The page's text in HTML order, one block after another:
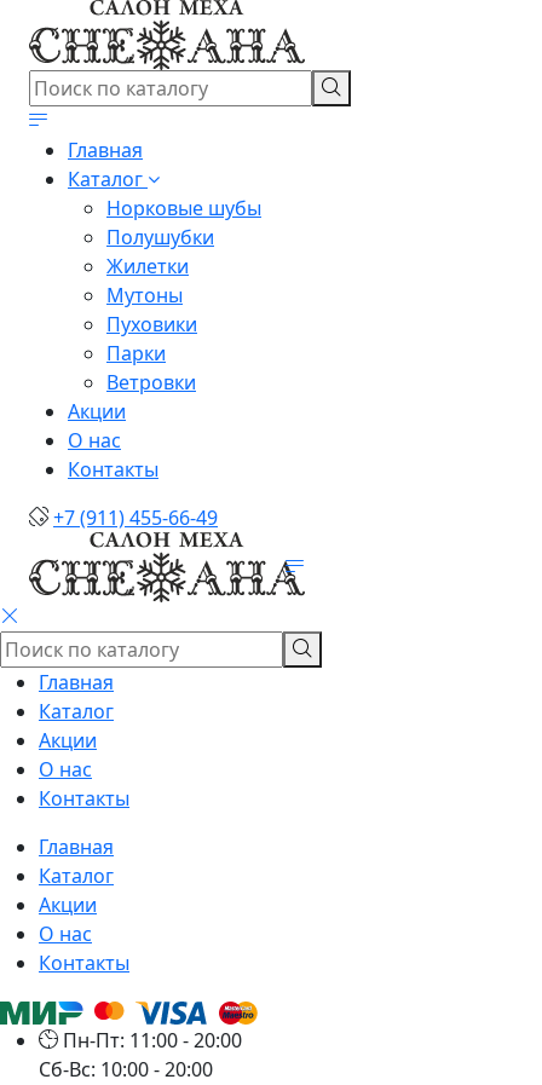
Главная
Каталог
Норковые шубы
Полушубки
Жилетки
Мутоны
Пуховики
Парки
Ветровки
Акции
О нас
Контакты
+7 (911) 455-66-49
Главная
Каталог
Акции
О нас
Контакты
Главная
Каталог
Акции
О нас
Контакты
Пн-Пт: 11:00 - 20:00
Сб-Вс: 10:00 - 20:00